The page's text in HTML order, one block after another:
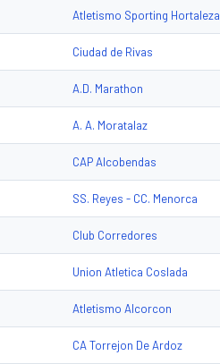
Atletismo Sporting Hortaleza
Ciudad de Rivas
A.D. Marathon
A. A. Moratalaz
CAP Alcobendas
SS. Reyes - CC. Menorca
Club Corredores
Union Atletica Coslada
Atletismo Alcorcon
CA Torrejon De Ardoz